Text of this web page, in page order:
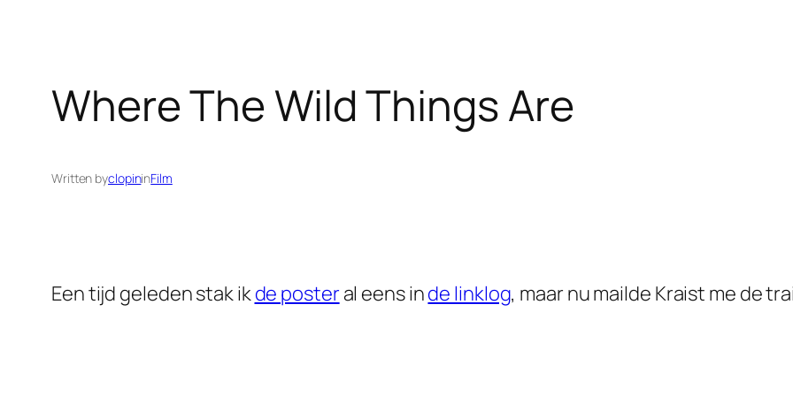
Where The Wild Things Are
Written byclopininFilm
Een tijd geleden stak ikde posteral eens inde linklog, maar nu mailde Kraist me de